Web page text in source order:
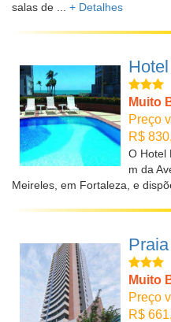
salas de ... + Detalhes
Muito
Preço
R$
O Hotel
m da
Meireles, em Fortaleza, e
Muito
Preço
R$